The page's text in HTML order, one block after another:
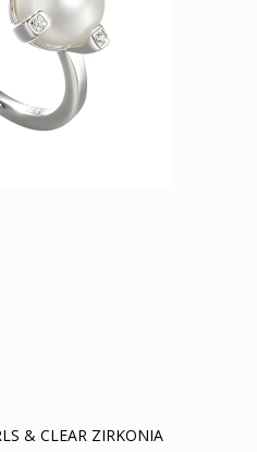
& CLEAR ZIRKONIA